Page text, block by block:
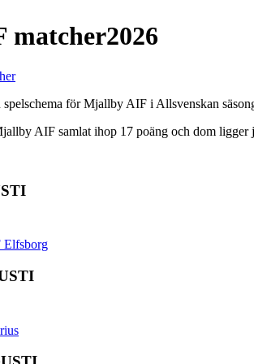
matcher2026
förMjallby AIF i Allsvenskan
AIF samlat ihop 17 poäng och dom ligger
Elfsborg